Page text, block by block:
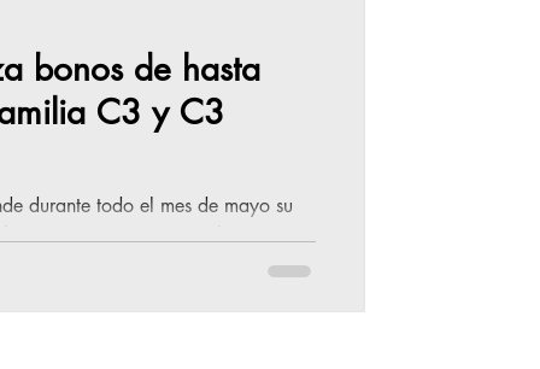
bonos de hasta
C3 y C3
durante todo el mes de mayo su